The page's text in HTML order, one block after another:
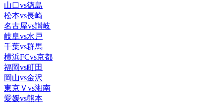
山口vs徳島
松本vs長崎
名古屋vs讃岐
岐阜vs水戸
千葉vs群馬
横浜FCvs京都
福岡vs町田
岡山vs金沢
東京Ｖvs湘南
愛媛vs熊本